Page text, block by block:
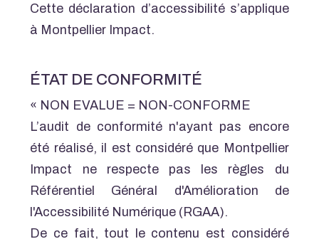
Cette déclaration d’accessibilité s’applique
à Montpellier Impact.
ÉTAT DE CONFORMITÉ
« NON EVALUE = NON-CONFORME
L’audit de conformité n'ayant pas encore
été réalisé, il est considéré que Montpellier
Impact ne respecte pas les règles du
Référentiel Général d'Amélioration de
l'Accessibilité Numérique (RGAA).
De ce fait, tout le contenu est considéré